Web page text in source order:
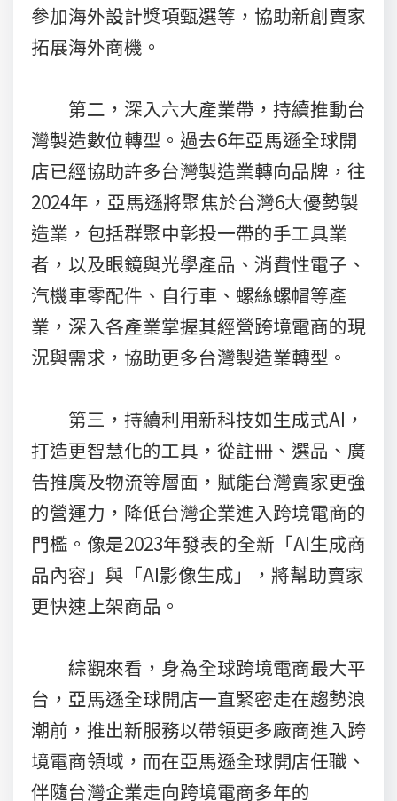
參加海外設計獎項甄選等，協助新創賣家
拓展海外商機。
第二，深入六大產業帶，持續推動台
灣製造數位轉型。過去6年亞馬遜全球開
店已經協助許多台灣製造業轉向品牌，往
2024年，亞馬遜將聚焦於台灣6大優勢製
造業，包括群聚中彰投一帶的手工具業
者，以及眼鏡與光學產品、消費性電子、
汽機車零配件、自行車、螺絲螺帽等產
業，深入各產業掌握其經營跨境電商的現
況與需求，協助更多台灣製造業轉型。
第三，持續利用新科技如生成式AI，
打造更智慧化的工具，從註冊、選品、廣
告推廣及物流等層面，賦能台灣賣家更強
的營運力，降低台灣企業進入跨境電商的
門檻。像是2023年發表的全新「AI生成商
品內容」與「AI影像生成」，將幫助賣家
更快速上架商品。
綜觀來看，身為全球跨境電商最大平
台，亞馬遜全球開店一直緊密走在趨勢浪
潮前，推出新服務以帶領更多廠商進入跨
境電商領域，而在亞馬遜全球開店任職、
伴隨台灣企業走向跨境電商多年的